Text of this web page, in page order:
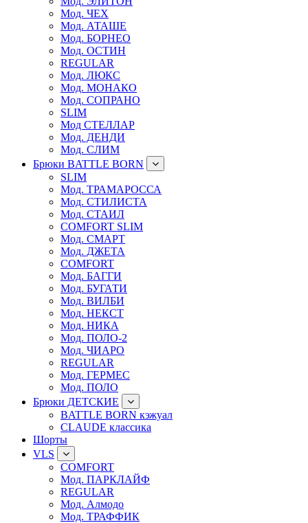
Мод. ЧЕХ
Мод. АТАШЕ
Мод. БОРНЕО
Мод. ОСТИН
REGULAR
Мод. ЛЮКС
Мод. МОНАКО
Мод. СОПРАНО
SLIM
Мод СТЕЛЛАР
Мод. ДЕНДИ
Мод. СЛИМ
Брюки BATTLE BORN
SLIM
Мод. ТРАМАРОССА
Мод. СТИЛИСТА
Мод. СТАИЛ
COMFORT SLIM
Мод. СМАРТ
Мод. ДЖЕТА
COMFORT
Мод. БАГГИ
Мод. БУГАТИ
Мод. ВИЛБИ
Мод. НЕКСТ
Мод. НИКА
Мод. ПОЛО-2
Мод. ЧИАРО
REGULAR
Мод. ГЕРМЕС
Мод. ПОЛО
Брюки ДЕТСКИЕ
BATTLE BORN кэжуал
CLAUDE классика
Шорты
VLS
COMFORT
Мод. ПАРКЛАЙФ
REGULAR
Мод. Алмодо
Мод. ТРАФФИК